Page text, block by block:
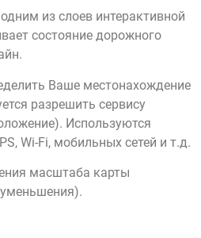
из слоев интерактивной
состояние дорожного
Ваше местонахождение
разрешить сервису
Используются
Wi-Fi, мобильных сетей и т.д.
масштаба карты